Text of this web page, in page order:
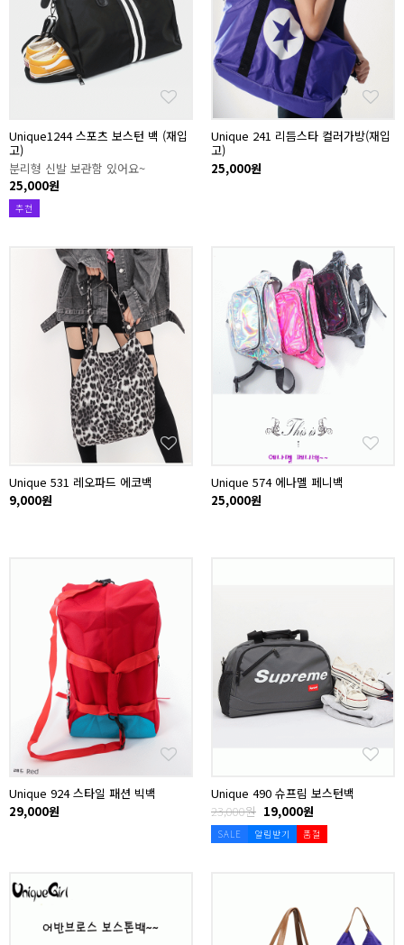
Unique1244 스포츠 보스턴 백 (재입
고)
분리형 신발 보관함 있어요~
25,000원
추천
Unique 241 리듬스타 컬러가방(재입
고)
25,000원
Unique 531 레오파드 에코백
9,000원
Unique 574 에나멜 페니백
25,000원
Unique 924 스타일 패션 빅백
29,000원
Unique 490 슈프림 보스턴백
23,000원 19,000원
SALE 알림받기 품절